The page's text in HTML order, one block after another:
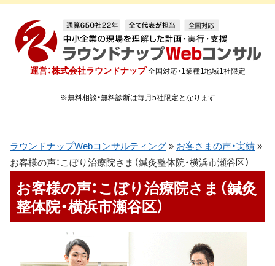
運営：株式会社ラウンドナップ 全国対応・1業種1地域1社限定
※無料相談・無料診断は毎月5社限定となります
ラウンドナップWebコンサルティング » お客さまの声・実績 »
お客様の声：こぼり治療院さま（鍼灸整体院・横浜市瀬谷区）
お客様の声：こぼり治療院さま（鍼灸
整体院・横浜市瀬谷区）